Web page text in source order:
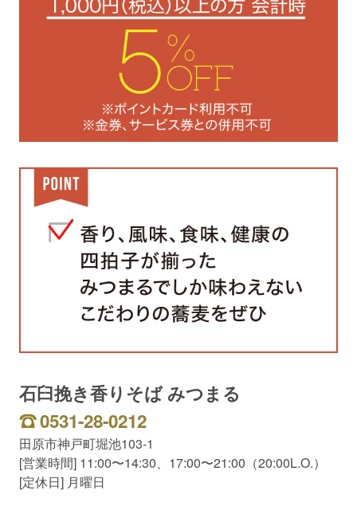
石臼挽き香りそば みつまる
0531-28-0212
田原市神戸町堀池103-1
[営業時間] 11:00〜14:30、17:00〜21:00（20:00L.O.）
[定休日] 月曜日